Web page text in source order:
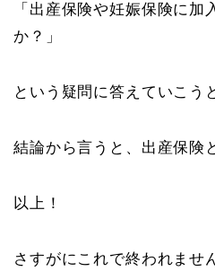
「出産保険や妊娠保険に
か？」
という疑問に答えていこう
結論から言うと、出産保険
以上！
さすがにこれで終われませ